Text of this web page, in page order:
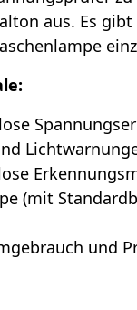
aus. Es gibt
(mit
und